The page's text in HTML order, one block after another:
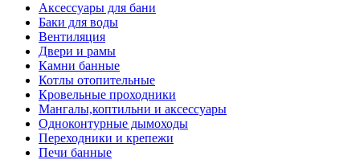
Аксессуары для бани
Баки для воды
Вентиляция
Двери и рамы
Камни банные
Котлы отопительные
Кровельные проходники
Мангалы,коптильни и аксессуары
Одноконтурные дымоходы
Переходники и крепежи
Печи банные